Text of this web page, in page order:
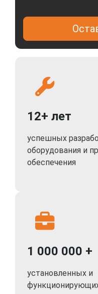
12+ лет
успешных
оборудования и
обеспечения
1 000 000 +
установленных и